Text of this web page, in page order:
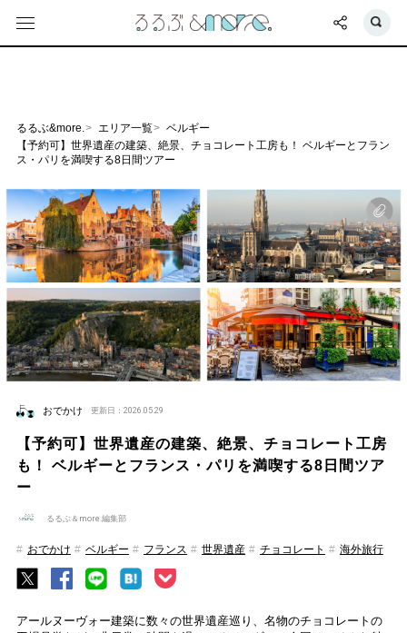
るるぶ&more. エリア一覧
ベルギー
【予約可】世界遺産の建築、絶景、チョコレート工房も！ ベルギーとフラン
ス・パリを満喫する8日間ツアー
おでかけ 更新日：2026.05.29
【予約可】世界遺産の建築、絶景、チョコレート工房
も！ ベルギーとフランス・パリを満喫する8日間ツア
ー
るるぶ＆more.編集部
おでかけ ベルギー フランス 世界遺産 チョコレート 海外旅行
アールヌーヴォー建築に数々の世界遺産巡り、名物のチョコレートの